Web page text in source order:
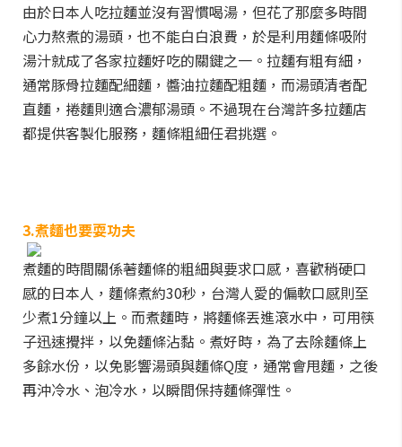
由於日本人吃拉麵並沒有習慣喝湯，但花了那麼多時間
心力熬煮的湯頭，也不能白白浪費，於是利用麵條吸附
湯汁就成了各家拉麵好吃的關鍵之一。拉麵有粗有細，
通常豚骨拉麵配細麵，醬油拉麵配粗麵，而湯頭清者配
直麵，捲麵則適合濃郁湯頭。不過現在台灣許多拉麵店
都提供客製化服務，麵條粗細任君挑選。
3.煮麵也要耍功夫
煮麵的時間關係著麵條的粗細與要求口感，喜歡稍硬口
感的日本人，麵條煮約30秒，台灣人愛的偏軟口感則至
少煮1分鐘以上。而煮麵時，將麵條丟進滾水中，可用筷
子迅速攪拌，以免麵條沾黏。煮好時，為了去除麵條上
多餘水份，以免影響湯頭與麵條Q度，通常會甩麵，之後
再沖冷水、泡冷水，以瞬間保持麵條彈性。